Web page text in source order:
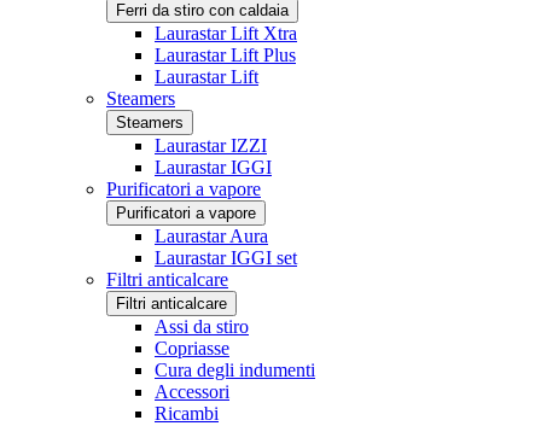
Ferri da stiro con caldaia
Laurastar Lift Xtra
Laurastar Lift Plus
Laurastar Lift
Steamers
Steamers
Laurastar IZZI
Laurastar IGGI
Purificatori a vapore
Purificatori a vapore
Laurastar Aura
Laurastar IGGI set
Filtri anticalcare
Filtri anticalcare
Assi da stiro
Copriasse
Cura degli indumenti
Accessori
Ricambi